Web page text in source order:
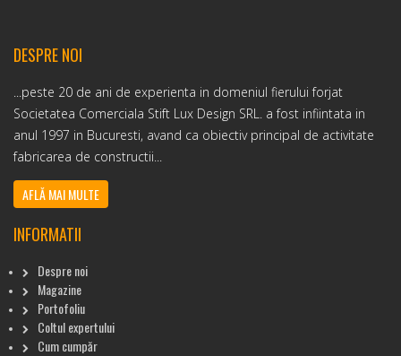
DESPRE NOI
...peste 20 de ani de experienta in domeniul fierului forjat
Societatea Comerciala Stift Lux Design SRL. a fost infiintata in
anul 1997 in Bucuresti, avand ca obiectiv principal de activitate
fabricarea de constructii...
AFLĂ MAI MULTE
INFORMATII
Despre noi
Magazine
Portofoliu
Coltul expertului
Cum cumpăr